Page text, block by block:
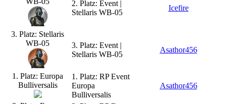
2. Platz: Event |
Stellaris WB-05
Icefire
3. Platz: Stellaris
WB-05
3. Platz: Event |
Stellaris WB-05
Asathor456
1. Platz: Europa
Bulliversalis
1. Platz: RP Event
Europa
Bulliversalis
Asathor456